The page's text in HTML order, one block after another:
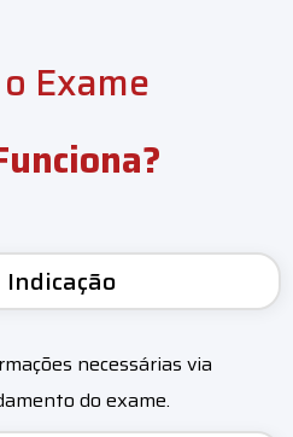
Exame
necessárias via
do exame.